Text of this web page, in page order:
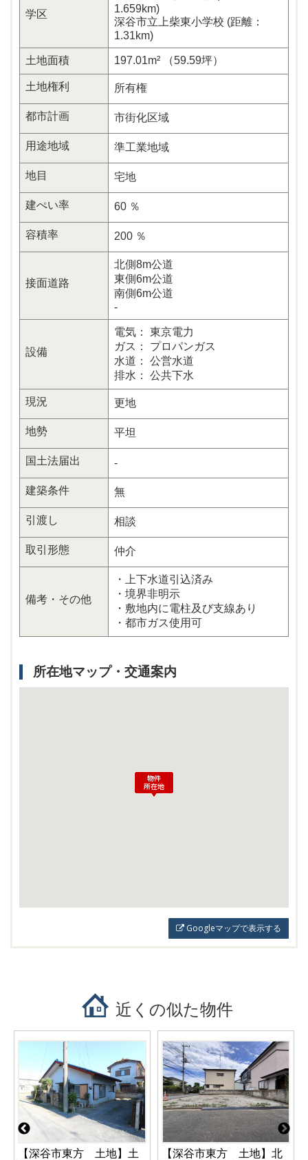
学区
1.659km)
深谷市立上柴東小学校 (距離：
1.31km)
土地面積 197.01m² （59.59坪）
土地権利 所有権
都市計画 市街化区域
用途地域 準工業地域
地目 宅地
建ぺい率 60 ％
容積率 200 ％
接面道路
北側8m公道
東側6m公道
南側6m公道
-
設備
電気： 東京電力
ガス： プロパンガス
水道： 公営水道
排水： 公共下水
現況 更地
地勢 平坦
国土法届出 -
建築条件 無
引渡し 相談
取引形態 仲介
備考・その他
・上下水道引込済み
・境界非明示
・敷地内に電柱及び支線あり
・都市ガス使用可
所在地マップ・交通案内
Googleマップで表示する
近くの似た物件
【深谷市東方 土地】土
【深谷市東方 土地】北